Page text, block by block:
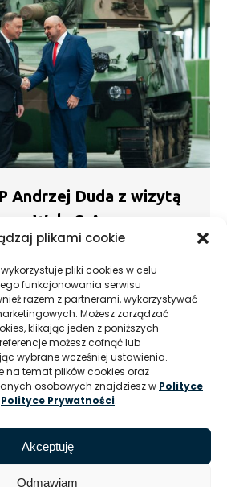
plikami cookie
pliki cookies w celu
funkcjonowania serwisu
razem z partnerami, wykorzystywać
Możesz zarządzać
klikając jeden z poniższych
możesz cofnąć lub
wybrane wcześniej ustawienia.
na temat plików cookies oraz
osobowych znajdziesz w Polityce
Polityce Prywatności.
Akceptuję
Odmawiam
Andrzej Duda z wizytą
Wola S.A.
Rzeczypospolitej
odwiedził Hutę Stalowa
do Polskiej Grupy
zapoznał się z profilem
technologicznym
się z pracownikami i
– Jesteście dzisiaj Państwo…
4